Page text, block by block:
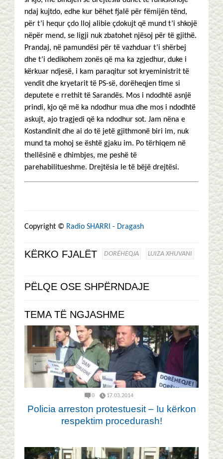
ndaj kujtdo, edhe kur bëhet fjalë për fëmijën tënd,
për t’i hequr çdo lloj alibie çdokujt që mund t’i shkojë
nëpër mend, se ligji nuk zbatohet njësoj për të gjithë.
Prandaj, në pamundësi për të vazhduar t’i shërbej
dhe t’i dedikohem zonës që ma ka zgjedhur, duke i
kërkuar ndjesë, i kam paraqitur sot kryeministrit të
vendit dhe kryetarit të PS-së, dorëheqjen time si
deputete e rrethit të Sarandës. Mos i ndodhtë asnjë
prindi, kjo që më ka ndodhur mua dhe mos i ndodhtë
askujt, ajo tragjedi që ka ndodhur sot. Jam nëna e
Kostandinit dhe ai do të jetë gjithmonë biri im, nuk
mund ta mohoj se është gjaku im. Po tërhiqem në
thellësinë e dhimbjes, me peshë të
parehabilitueshme. Drejtësia le të bëjë drejtësi.
Copyright © Radio SHARRI - Dragash
KËRKO FJALËT DORËHEQJA LUIZA XHUVANI
PËLQE OSE SHPËRNDAJE
TEMA TË NGJASHME
0 17.03.2014
Policia arreston protestuesit – Iu kërkon
respektim procedurash!